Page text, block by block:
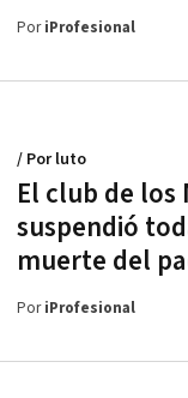
PoriProfesional
El club de
suspendió
muerte del
/ Por luto
PoriProfesional